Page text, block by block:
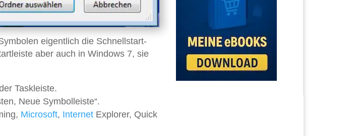
eigentlich die Schnellstart-
aber auch in Windows 7, sie
Taskleiste.
Neue Symbolleiste“.
Microsoft, Internet Explorer, Quick